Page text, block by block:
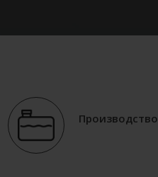
Производство